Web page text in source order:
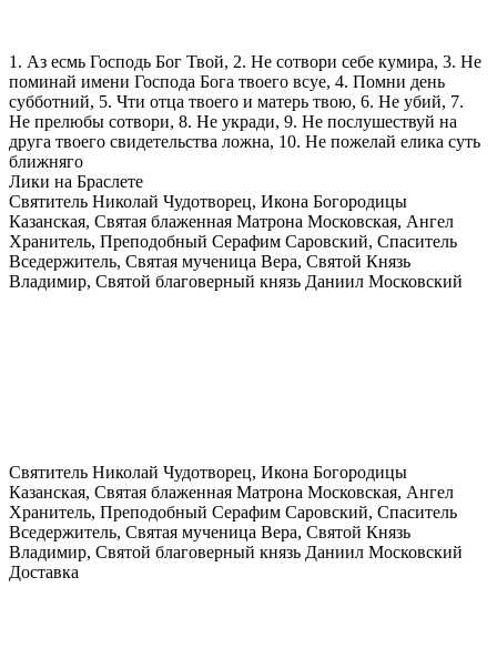
1. Аз есмь Господь Бог Твой, 2. Не сотвори себе кумира, 3. Не
поминай имени Господа Бога твоего всуе, 4. Помни день
субботний, 5. Чти отца твоего и матерь твою, 6. Не убий, 7.
Не прелюбы сотвори, 8. Не укради, 9. Не послушествуй на
друга твоего свидетельства ложна, 10. Не пожелай елика суть
ближняго
Лики на Браслете
Святитель Николай Чудотворец, Икона Богородицы
Казанская, Святая блаженная Матрона Московская, Ангел
Хранитель, Преподобный Серафим Саровский, Спаситель
Вседержитель, Святая мученица Вера, Святой Князь
Владимир, Святой благоверный князь Даниил Московский
Святитель Николай Чудотворец, Икона Богородицы
Казанская, Святая блаженная Матрона Московская, Ангел
Хранитель, Преподобный Серафим Саровский, Спаситель
Вседержитель, Святая мученица Вера, Святой Князь
Владимир, Святой благоверный князь Даниил Московский
Доставка